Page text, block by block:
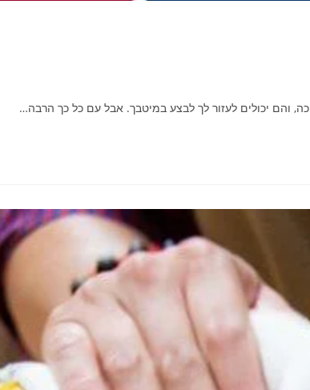
והם יכולים לעזור לך לבצע במיטבך. אבל עם כל כך הרבה…